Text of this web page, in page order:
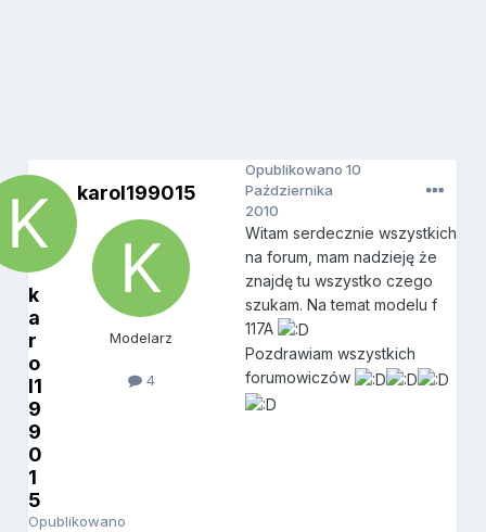
k
a
r
o
l1
9
9
0
1
5
Opublikowano
karol199015
Modelarz
4
Opublikowano10
Października
2010
Witam serdecznie wszystkich
na forum, mam nadzieję że
znajdę tu wszystko czego
szukam. Na temat modelu f
117A
Pozdrawiam wszystkich
forumowiczów